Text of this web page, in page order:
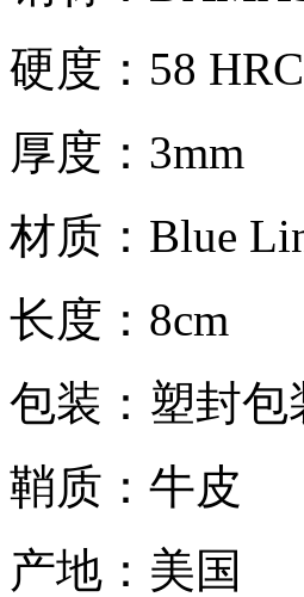
硬度：58 HRC
厚度：3mm
材质：Blue
长度：8cm
包装：塑封
鞘质：牛皮
产地：美国